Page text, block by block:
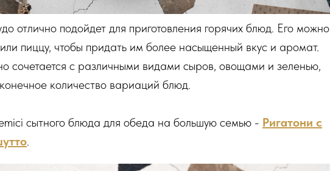
отлично подойдет для приготовления горячих блюд. Его можно
или пиццу, чтобы придать им более насыщенный вкус и аромат.
сочетается с различными видами сыров, овощами и зеленью,
количество вариаций блюд.
сытного блюда для обеда на большую семью - Ригатони с
.